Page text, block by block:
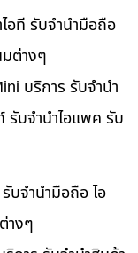
อที รับจำนำมือถือ
ต่างๆ
บริการ รับจำนำ
รับจำนำไอแพค รับ
บจำนำมือถือ ไอ
างๆ